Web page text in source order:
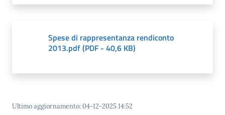
Spese di rappresentanza rendiconto
2013.pdf(PDF - 40,6 KB)
Ultimo aggiornamento:04-12-2025 14:52